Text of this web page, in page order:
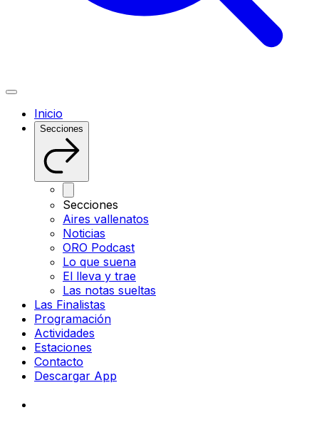
Inicio
Secciones
Secciones
Aires vallenatos
Noticias
ORO Podcast
Lo que suena
El lleva y trae
Las notas sueltas
Las Finalistas
Programación
Actividades
Estaciones
Contacto
Descargar App